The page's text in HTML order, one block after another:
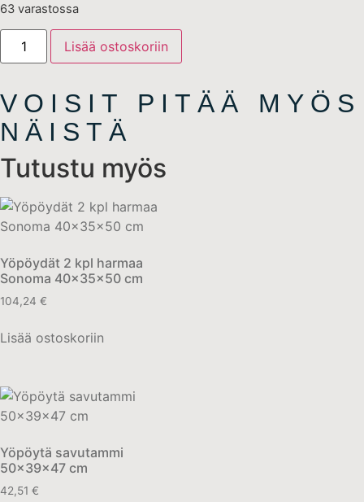
63 varastossa
Lisää ostoskoriin
VOISIT PITÄÄ MYÖS
NÄISTÄ
Tutustu myös
Yöpöydät 2 kpl harmaa
Sonoma 40x35x50 cm
104,24 €
Lisää ostoskoriin
Yöpöytä savutammi
50x39x47 cm
42,51 €